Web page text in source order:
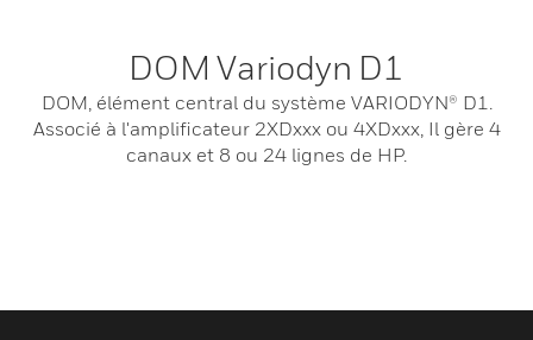
DOM Variodyn D1
DOM, élément central du système VARIODYN® D1.
Associé à l'amplificateur 2XDxxx ou 4XDxxx, Il gère 4
canaux et 8 ou 24 lignes de HP.